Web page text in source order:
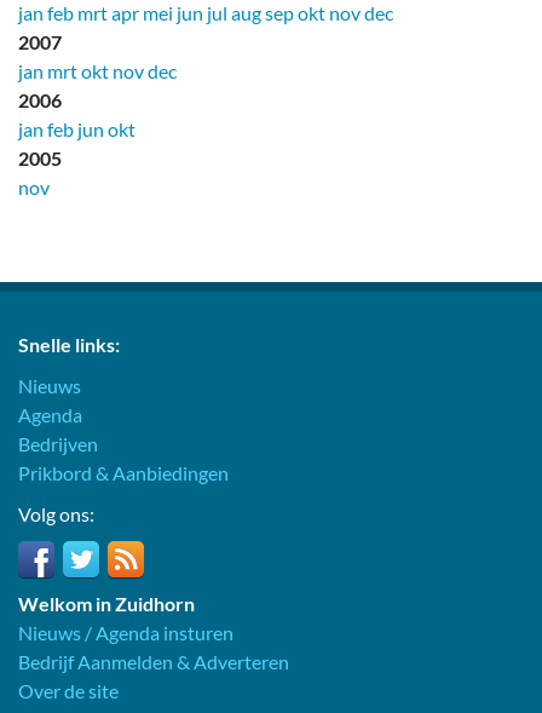
jan feb mrtapr mei jun jul augsepokt novdec
2007
jan mrtokt novdec
2006
jan feb jun okt
2005
nov
Snelle links:
Nieuws
Agenda
Bedrijven
Prikbord & Aanbiedingen
Volg ons:
Welkom in Zuidhorn
Nieuws / Agenda insturen
Bedrijf Aanmelden & Adverteren
Over de site